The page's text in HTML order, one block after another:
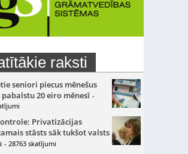
raksti
seniori piecus mēnešus
pabalstu 20 eiro mēnesī -
Privatizācijas
stāsts sāk tukšot valsts
- 28763 skatījumi